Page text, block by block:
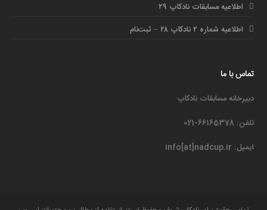
اطلاعیه مسابقات نادکاپ ۲۹
اطلاعیه شماره ۲ نادکاپ ۲۸ – ثبت‌نام
تماس با ما
دبیرخانه مسابقات نادکاپ
تلفن: 66165378-021
ایمیل: info[at]nadcup.ir